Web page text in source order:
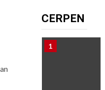
CERPEN
1